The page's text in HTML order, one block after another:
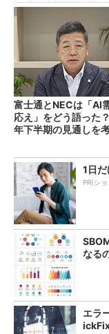
富士通とNECは「AI
応え」をどう語っ
年下半期の見通しを
1日
PR(シ
なる
エラ